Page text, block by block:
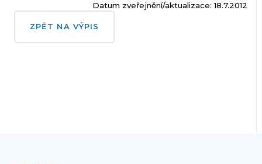
Datum zveřejnění/aktualizace: 18.7.2012
ZPĚT NA VÝPIS